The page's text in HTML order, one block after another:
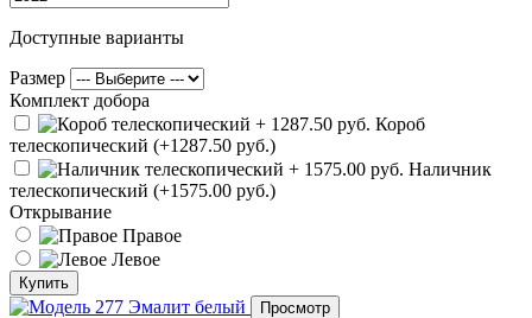
Доступные варианты
Размер
Комплект добора
Короб
телескопический (+1287.50 руб.)
Наличник
телескопический (+1575.00 руб.)
Открывание
Правое
Левое
Купить
Просмотр